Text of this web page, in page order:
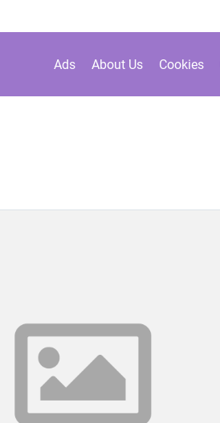
Ads About Us Cookies